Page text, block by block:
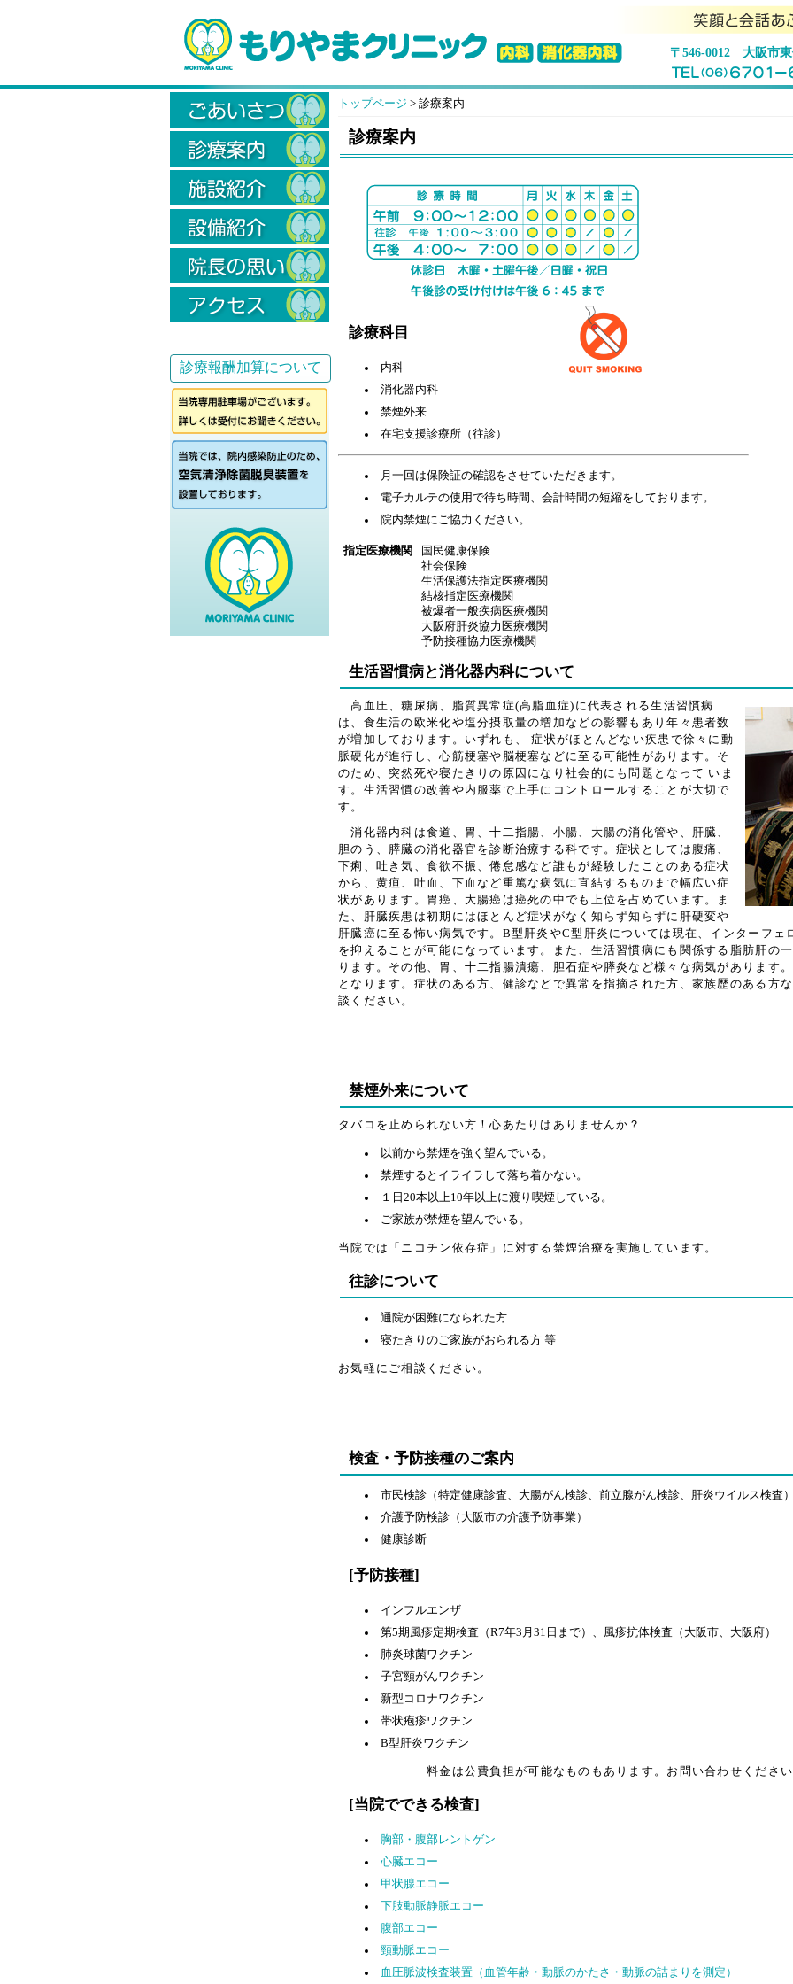
〒546-0012 大阪市
診療報酬加算について
トップページ > 診療案内
診療案内
診療科目
内科
消化器内科
禁煙外来
在宅支援診療所（往診）
月一回は保険証の確認をさせていただきます。
電子カルテの使用で待ち時間、会計時間の短縮をしております。
院内禁煙にご協力ください。
指定医療機関
国民健康保険
社会保険
生活保護法指定医療機関
結核指定医療機関
被爆者一般疾病医療機関
大阪府肝炎協力医療機関
予防接種協力医療機関
生活習慣病と消化器内科について
高血圧、糖尿病、脂質異常症(高脂血症)に代表される生活習慣病
は、食生活の欧米化や塩分摂取量の増加などの影響もあり年々患者数
が増加しております。いずれも、 症状がほとんどない疾患で徐々に動
脈硬化が進行し、心筋梗塞や脳梗塞などに至る可能性があります。そ
のため、突然死や寝たきりの原因になり社会的にも問題となって いま
す。生活習慣の改善や内服薬で上手にコントロールすることが大切で
す。
消化器内科は食道、胃、十二指腸、小腸、大腸の消化管や、肝臓、
胆のう、膵臓の消化器官を診断治療する科です。症状としては腹痛、
下痢、吐き気、食欲不振、倦怠感など誰もが経験したことのある症状
から、黄疸、吐血、下血など重篤な病気に直結するものまで幅広い症
状があります。胃癌、大腸癌は癌死の中でも上位を占めています。ま
た、肝臓疾患は初期にはほとんど症状がなく知らず知らずに肝硬変や
肝臓癌に至る怖い病気です。B型肝炎やC型肝炎については現在、インターフ
を抑えることが可能になっています。また、生活習慣病にも関係する脂肪肝の
ります。その他、胃、十二指腸潰瘍、胆石症や膵炎など様々な病気があります
となります。症状のある方、健診などで異常を指摘された方、家族歴のある方
談ください。
禁煙外来について
タバコを止められない方！心あたりはありませんか？
以前から禁煙を強く望んでいる。
禁煙するとイライラして落ち着かない。
１日20本以上10年以上に渡り喫煙している。
ご家族が禁煙を望んでいる。
当院では「ニコチン依存症」に対する禁煙治療を実施しています。
往診について
通院が困難になられた方
寝たきりのご家族がおられる方 等
お気軽にご相談ください。
検査・予防接種のご案内
市民検診（特定健康診査、大腸がん検診、前立腺がん検診、肝炎ウイルス検査
介護予防検診（大阪市の介護予防事業）
健康診断
[予防接種]
インフルエンザ
第5期風疹定期検査（R7年3月31日まで）、風疹抗体検査（大阪市、大阪府）
肺炎球菌ワクチン
子宮頸がんワクチン
新型コロナワクチン
帯状疱疹ワクチン
B型肝炎ワクチン
料金は公費負担が可能なものもあります。お問い合わせくださ
[当院でできる検査]
胸部・腹部レントゲン
心臓エコー
甲状腺エコー
下肢動脈静脈エコー
腹部エコー
頸動脈エコー
血圧脈波検査装置（血管年齢・動脈のかたさ・動脈の詰まりを測定）